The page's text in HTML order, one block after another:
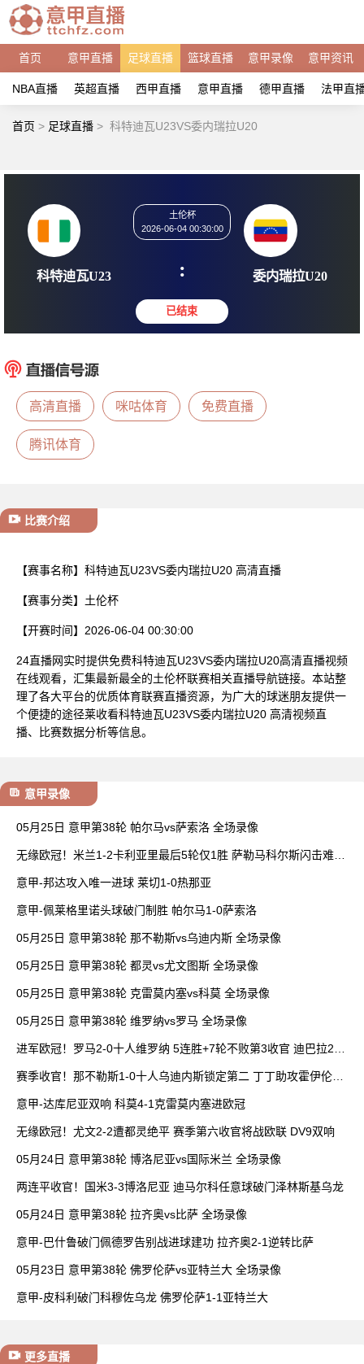
首页 意甲直播 足球直播 篮球直播 意甲录像 意甲资讯
NBA直播 英超直播 西甲直播 意甲直播 德甲直播 法甲直
首页 > 足球直播 > 科特迪瓦U23VS委内瑞拉U20
科特迪瓦U23
2026-06-04 00:30:00
: 委内瑞
高清直播 咪咕体育 免费直播
腾讯体育
比赛介绍
【赛事名称】 科特迪瓦U23VS委内瑞拉U20 高清直播
【赛事分类】 土伦杯
【开赛时间】 2026-06-04 00:30:00
24直播网实时提供免费科特迪瓦U23VS委内瑞拉U20高清直播视频
在线观看，汇集最新最全的土伦杯联赛相关直播导航链接。本站整
理了各大平台的优质体育联赛直播资源，为广大的球迷朋友提供一
个便捷的途径莱收看科特迪瓦U23VS委内瑞拉U20 高清视频直
播、比赛数据分析等信息。
意甲录像
05月25日 意甲第38轮 帕尔马vs萨索洛 全场录像
无缘欧冠！米兰1-2卡利亚里最后5轮仅1胜 萨勒马科尔斯闪击难救
意甲-邦达攻入唯一进球 莱切1-0热那亚
意甲-佩莱格里诺头球破门制胜 帕尔马1-0萨索洛
05月25日 意甲第38轮 那不勒斯vs乌迪内斯 全场录像
05月25日 意甲第38轮 都灵vs尤文图斯 全场录像
05月25日 意甲第38轮 克雷莫内塞vs科莫 全场录像
05月25日 意甲第38轮 维罗纳vs罗马 全场录像
进军欧冠！罗马2-0十人维罗纳 5连胜+7轮不败第3收官 迪巴拉2助
赛季收官！那不勒斯1-0十人乌迪内斯锁定第二 丁丁助攻霍伊伦制
意甲-达库尼亚双响 科莫4-1克雷莫内塞进欧冠
无缘欧冠！尤文2-2遭都灵绝平 赛季第六收官将战欧联 DV9双响
05月24日 意甲第38轮 博洛尼亚vs国际米兰 全场录像
两连平收官！国米3-3博洛尼亚 迪马尔科任意球破门泽林斯基乌龙
05月24日 意甲第38轮 拉齐奥vs比萨 全场录像
意甲-巴什鲁破门佩德罗告别战进球建功 拉齐奥2-1逆转比萨
05月23日 意甲第38轮 佛罗伦萨vs亚特兰大 全场录像
意甲-皮科利破门科穆佐乌龙 佛罗伦萨1-1亚特兰大
更多直播